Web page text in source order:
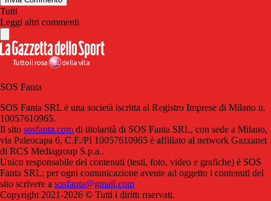
Tutti
Leggi altri commenti
SOS Fanta
SOS Fanta SRL è una società iscritta al Registro Imprese di Milano n.
10057610965.
Il sito sosfanta.com di titolarità di SOS Fanta SRL, con sede a Milano,
via Paleocapa 6, C.F./PI 10057610965 è affiliato al network Gazzanet
di RCS Mediagroup S.p.a..
Unico responsabile dei contenuti (testi, foto, video e grafiche) è SOS
Fanta SRL; per ogni comunicazione avente ad oggetto i contenuti del
sito scrivere a sosfanta@gmail.com
Copyright 2021-2026 © Tutti i diritti riservati.